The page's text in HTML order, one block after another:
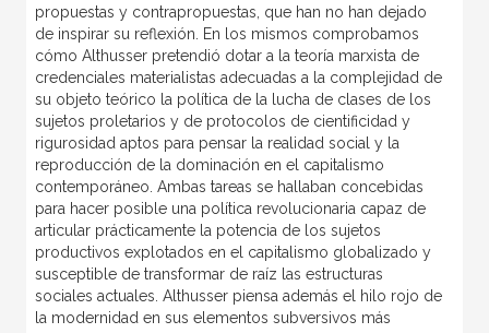
propuestas y contrapropuestas, que han no han dejado
de inspirar su reflexión. En los mismos comprobamos
cómo Althusser pretendió dotar a la teoría marxista de
credenciales materialistas adecuadas a la complejidad de
su objeto teórico la política de la lucha de clases de los
sujetos proletarios y de protocolos de cientificidad y
rigurosidad aptos para pensar la realidad social y la
reproducción de la dominación en el capitalismo
contemporáneo. Ambas tareas se hallaban concebidas
para hacer posible una política revolucionaria capaz de
articular prácticamente la potencia de los sujetos
productivos explotados en el capitalismo globalizado y
susceptible de transformar de raíz las estructuras
sociales actuales. Althusser piensa además el hilo rojo de
la modernidad en sus elementos subversivos más